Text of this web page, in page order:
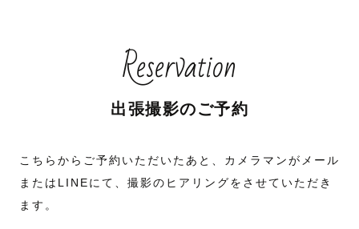
Reservation
出張撮影のご予約
こちらからご予約いただいたあと、カメラマンがメール
またはLINEにて、撮影のヒアリングをさせていただき
ます。